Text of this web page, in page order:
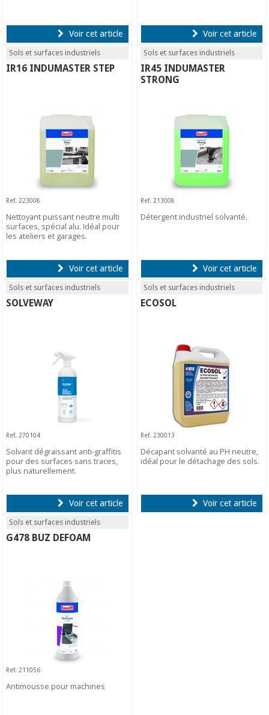
Voir cet article Voir cet article
Sols et surfaces industriels
IR16 INDUMASTER STEP
Ref. 223008
Nettoyant puissant neutre multi
surfaces, spécial alu. Idéal pour
les ateliers et garages.
Voir cet article
Sols et surfaces industriels
IR45 INDUMASTER
STRONG
Ref. 213008
Détergent industriel solvanté.
Voir cet article
Sols et surfaces industriels
SOLVEWAY
Ref. 270104
Solvant dégraissant anti-graffitis
pour des surfaces sans traces,
plus naturellement.
Voir cet article
Sols et surfaces industriels
ECOSOL
Ref. 230013
Décapant solvanté au PH neutre,
idéal pour le détachage des sols.
Voir cet article
Sols et surfaces industriels
G478 BUZ DEFOAM
Ref. 211056
Antimousse pour machines